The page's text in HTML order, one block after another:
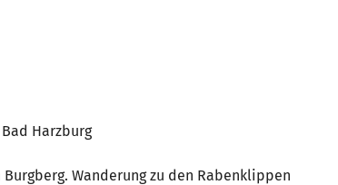
Harzburg
Wanderung zu den Rabenklippen